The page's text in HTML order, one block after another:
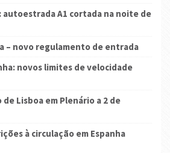
autoestrada A1 cortada na noite de
– novo regulamento de entrada
novos limites de velocidade
de Lisboa em Plenário a 2 de
à circulação em Espanha